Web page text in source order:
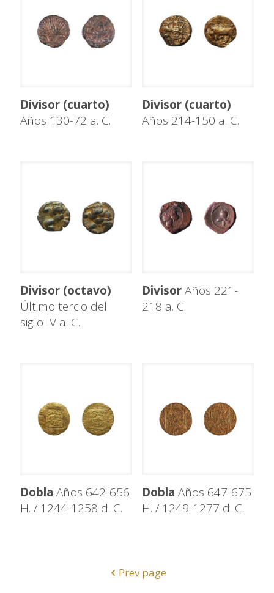
Divisor (cuarto)
Años 130-72 a. C.
Divisor (cuarto)
Años 214-150 a. C.
Divisor (octavo)
Último tercio del
siglo IV a. C.
DivisorAños 221-
218 a. C.
Dobla Años 642-656
H. / 1244-1258 d. C.
Dobla Años 647-675
H. / 1249-1277 d. C.
Prev page